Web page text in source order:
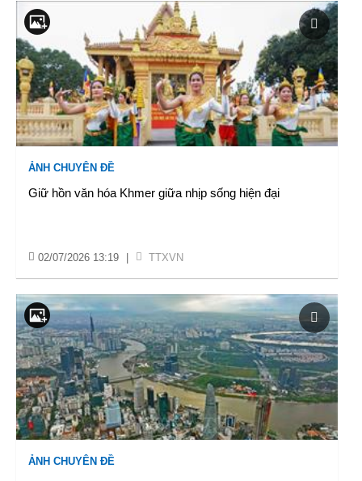
ẢNH CHUYÊN ĐỀ
Giữ hồn văn hóa Khmer giữa nhịp sống hiện đại
02/07/2026 13:19 TTXVN
ẢNH CHUYÊN ĐỀ